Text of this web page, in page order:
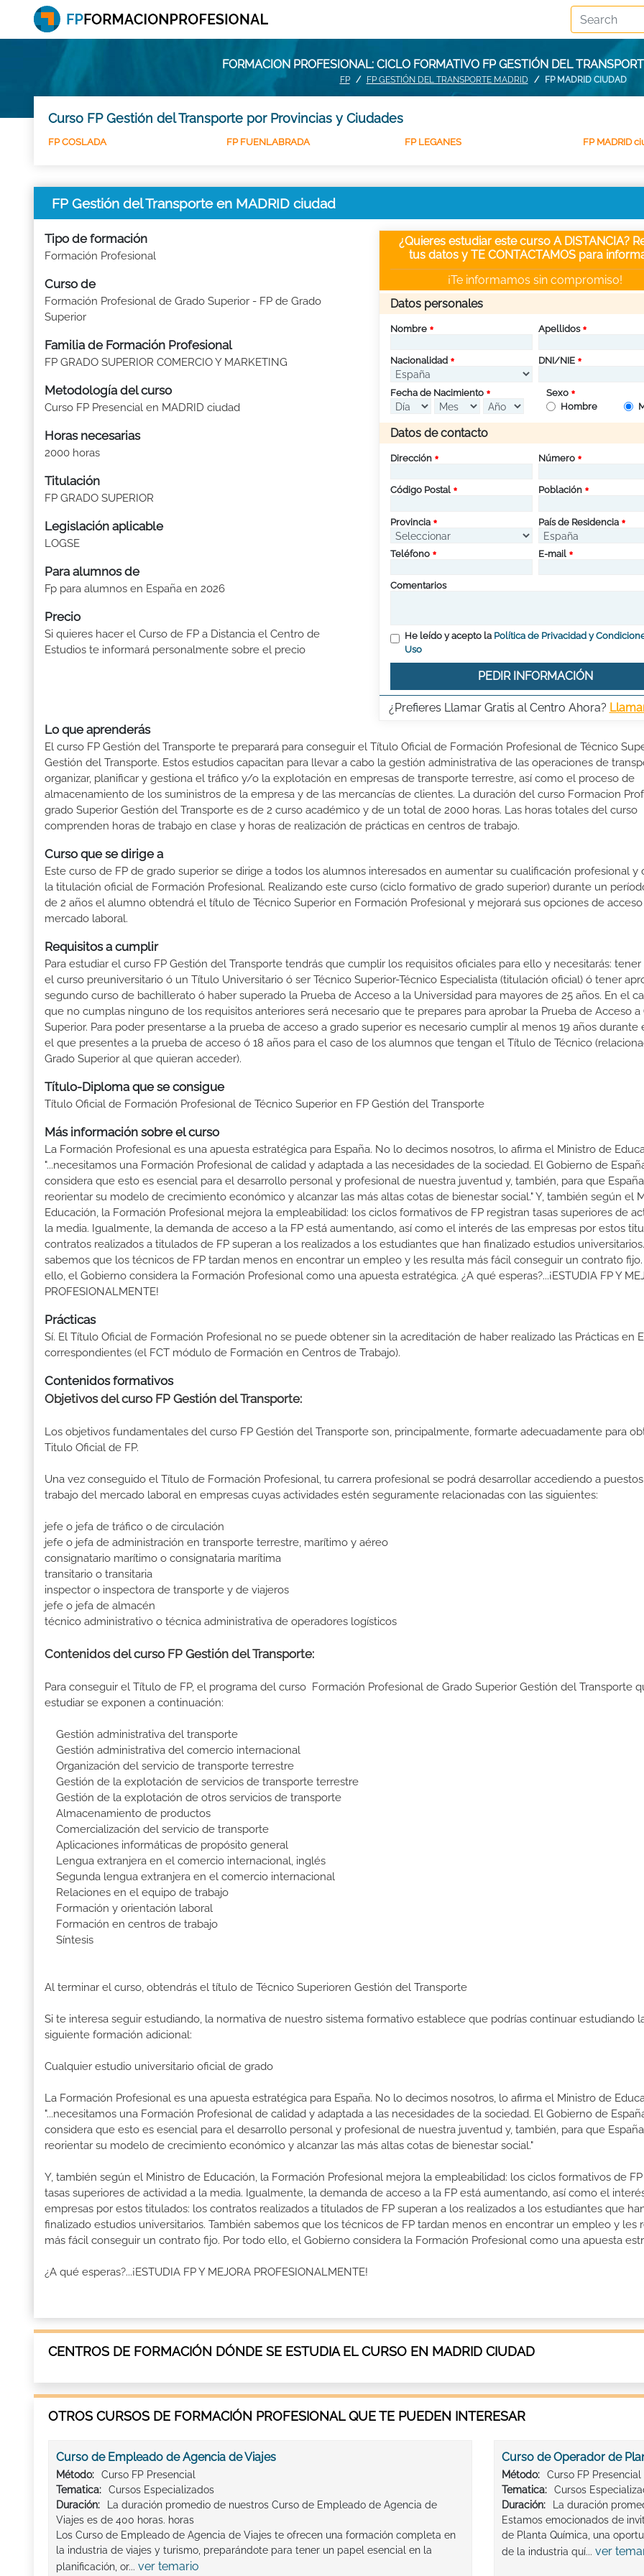
FORMACION PROFESIONAL: CICLO FORMATIVO FP GESTIÓN DEL
FP FP GESTIÓN DEL TRANSPORTE MADRID FP MADRID CIUDAD
Curso FP Gestión del Transporte por Provincias y Ciudades
FP COSLADA FP FUENLABRADA FP LEGANES FP MADRID
FP Gestión del Transporte en MADRID ciudad
Tipo de formación
Formación Profesional
Curso de
Formación Profesional de Grado Superior - FP de Grado
Superior
Familia de Formación Profesional
FP GRADO SUPERIOR COMERCIO Y MARKETING
Metodología del curso
Curso FP Presencial en MADRID ciudad
Horas necesarias
2000 horas
Titulación
FP GRADO SUPERIOR
Legislación aplicable
LOGSE
Para alumnos de
Fp para alumnos en España en 2026
Precio
Si quieres hacer el Curso de FP a Distancia el Centro de
Estudios te informará personalmente sobre el precio
¿Quieres estudiar este curso A DISTANCIA?
tus datos y TE CONTACTAMOS para
¡Te informamos sin compromiso!
Datos personales
Nombre Apellidos
Nacionalidad DNI/NIE
Fecha de Nacimiento
Sexo
Hombre
Datos de contacto
Dirección Número
Código Postal Población
Provincia País de Residencia
Teléfono E-mail
Comentarios
He leído y acepto la Política de Privacidad y
Uso
PEDIR INFORMACIÓN
¿Prefieres Llamar Gratis al Centro Ahora?
Lo que aprenderás
El curso FP Gestión del Transporte te preparará para conseguir el Título Oficial de Formación Profesional de Técnico
Gestión del Transporte. Estos estudios capacitan para llevar a cabo la gestión administrativa de las operaciones de
organizar, planificar y gestiona el tráfico y/o la explotación en empresas de transporte terrestre, así como el proceso de
almacenamiento de los suministros de la empresa y de las mercancías de clientes. La duración del curso Formacion
grado Superior Gestión del Transporte es de 2 curso académico y de un total de 2000 horas. Las horas totales del curso
comprenden horas de trabajo en clase y horas de realización de prácticas en centros de trabajo.
Curso que se dirige a
Este curso de FP de grado superior se dirige a todos los alumnos interesados en aumentar su cualificación profesional y
la titulación oficial de Formación Profesional. Realizando este curso (ciclo formativo de grado superior) durante un
de 2 años el alumno obtendrá el título de Técnico Superior en Formación Profesional y mejorará sus opciones de
mercado laboral.
Requisitos a cumplir
Para estudiar el curso FP Gestión del Transporte tendrás que cumplir los requisitos oficiales para ello y necesitarás: tener
el curso preuniversitario ó un Título Universitario ó ser Técnico Superior-Técnico Especialista (titulación oficial) ó tener
segundo curso de bachillerato ó haber superado la Prueba de Acceso a la Universidad para mayores de 25 años. En el
que no cumplas ninguno de los requisitos anteriores será necesario que te prepares para aprobar la Prueba de Acceso a
Superior. Para poder presentarse a la prueba de acceso a grado superior es necesario cumplir al menos 19 años durante
el que presentes a la prueba de acceso ó 18 años para el caso de los alumnos que tengan el Título de Técnico
Grado Superior al que quieran acceder).
Título-Diploma que se consigue
Título Oficial de Formación Profesional de Técnico Superior en FP Gestión del Transporte
Más información sobre el curso
La Formación Profesional es una apuesta estratégica para España. No lo decimos nosotros, lo afirma el Ministro de
"...necesitamos una Formación Profesional de calidad y adaptada a las necesidades de la sociedad. El Gobierno de
considera que esto es esencial para el desarrollo personal y profesional de nuestra juventud y, también, para que
reorientar su modelo de crecimiento económico y alcanzar las más altas cotas de bienestar social." Y, también según el
Educación, la Formación Profesional mejora la empleabilidad: los ciclos formativos de FP registran tasas superiores de
la media. Igualmente, la demanda de acceso a la FP está aumentando, así como el interés de las empresas por estos
contratos realizados a titulados de FP superan a los realizados a los estudiantes que han finalizado estudios
sabemos que los técnicos de FP tardan menos en encontrar un empleo y les resulta más fácil conseguir un contrato
ello, el Gobierno considera la Formación Profesional como una apuesta estratégica. ¿A qué esperas?...¡ESTUDIA FP Y
PROFESIONALMENTE!
Prácticas
Sí. El Título Oficial de Formación Profesional no se puede obtener sin la acreditación de haber realizado las Prácticas en
correspondientes (el FCT módulo de Formación en Centros de Trabajo).
Contenidos formativos
Objetivos del curso FP Gestión del Transporte:
Los objetivos fundamentales del curso FP Gestión del Transporte son, principalmente, formarte adecuadamente para
Titulo Oficial de FP.
Una vez conseguido el Título de Formación Profesional, tu carrera profesional se podrá desarrollar accediendo a
trabajo del mercado laboral en empresas cuyas actividades estén seguramente relacionadas con las siguientes:
jefe o jefa de tráfico o de circulación
jefe o jefa de administración en transporte terrestre, marítimo y aéreo
consignatario marítimo o consignataria marítima
transitario o transitaria
inspector o inspectora de transporte y de viajeros
jefe o jefa de almacén
técnico administrativo o técnica administrativa de operadores logísticos
Contenidos del curso FP Gestión del Transporte:
Para conseguir el Título de FP, el programa del curso Formación Profesional de Grado Superior Gestión del Transporte
estudiar se exponen a continuación:
Gestión administrativa del transporte
Gestión administrativa del comercio internacional
Organización del servicio de transporte terrestre
Gestión de la explotación de servicios de transporte terrestre
Gestión de la explotación de otros servicios de transporte
Almacenamiento de productos
Comercialización del servicio de transporte
Aplicaciones informáticas de propósito general
Lengua extranjera en el comercio internacional, inglés
Segunda lengua extranjera en el comercio internacional
Relaciones en el equipo de trabajo
Formación y orientación laboral
Formación en centros de trabajo
Síntesis
Al terminar el curso, obtendrás el título de Técnico Superioren Gestión del Transporte
Si te interesa seguir estudiando, la normativa de nuestro sistema formativo establece que podrías continuar estudiando
siguiente formación adicional:
Cualquier estudio universitario oficial de grado
La Formación Profesional es una apuesta estratégica para España. No lo decimos nosotros, lo afirma el Ministro de
"...necesitamos una Formación Profesional de calidad y adaptada a las necesidades de la sociedad. El Gobierno de
considera que esto es esencial para el desarrollo personal y profesional de nuestra juventud y, también, para que
reorientar su modelo de crecimiento económico y alcanzar las más altas cotas de bienestar social."
Y, también según el Ministro de Educación, la Formación Profesional mejora la empleabilidad: los ciclos formativos de
tasas superiores de actividad a la media. Igualmente, la demanda de acceso a la FP está aumentando, así como el
empresas por estos titulados: los contratos realizados a titulados de FP superan a los realizados a los estudiantes que
finalizado estudios universitarios. También sabemos que los técnicos de FP tardan menos en encontrar un empleo y les
más fácil conseguir un contrato fijo. Por todo ello, el Gobierno considera la Formación Profesional como una apuesta
¿A qué esperas?...¡ESTUDIA FP Y MEJORA PROFESIONALMENTE!
CENTROS DE FORMACIÓN DÓNDE SE ESTUDIA EL CURSO EN MADRID CIUDAD
OTROS CURSOS DE FORMACIÓN PROFESIONAL QUE TE PUEDEN INTERESAR
Curso de Empleado de Agencia de Viajes
Método:
Curso FP Presencial
Tematica:
Cursos Especializados
Duración:
La duración promedio de nuestros Curso de Empleado de Agencia de
Viajes es de 400 horas. horas
Los Curso de Empleado de Agencia de Viajes te ofrecen una formación completa en
la industria de viajes y turismo, preparándote para tener un papel esencial en la
planificación, or... ver temario
Curso de Operador de
Método:
Curso FP Presencial
Tematica:
Cursos
Duración:
La duración
Estamos emocionados de
de Planta Química, una
de la industria quí... ver